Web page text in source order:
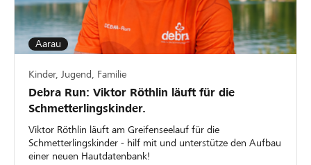
Aarau
Kinder, Jugend, Familie
Debra Run: Viktor Röthlin läuft für die
Schmetterlingskinder.
Viktor Röthlin läuft am Greifenseelauf für die
Schmetterlingskinder - hilf mit und unterstütze den Aufbau
einer neuen Hautdatenbank!